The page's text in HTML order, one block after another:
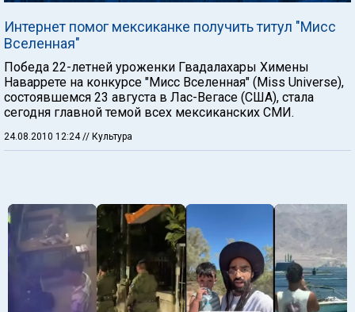
Интернет помог мексиканке получить титул "Мисс
Вселенная"
Победа 22-летней уроженки Гвадалахары Химены
Наваррете на конкурсе "Мисс Вселенная" (Miss Universe),
состоявшемся 23 августа в Лас-Вегасе (США), стала
сегодня главной темой всех мексиканских СМИ.
24.08.2010 12:24 // Культура